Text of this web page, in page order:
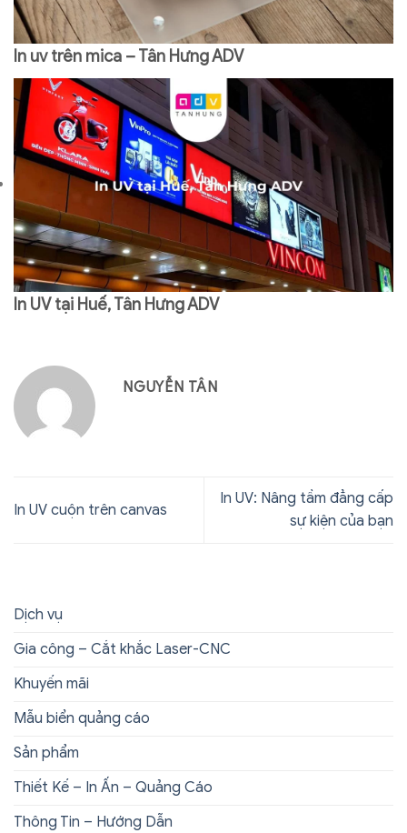
In uv trên mica – Tân Hưng ADV
In UV tại Huế, Tân Hưng ADV
NGUYỄN TÂN
In UV cuộn trên canvas
In UV: Nâng tầm đẳng cấp
sự kiện của bạn
Dịch vụ
Gia công – Cắt khắc Laser-CNC
Khuyến mãi
Mẫu biển quảng cáo
Sản phẩm
Thiết Kế – In Ấn – Quảng Cáo
Thông Tin – Hướng Dẫn